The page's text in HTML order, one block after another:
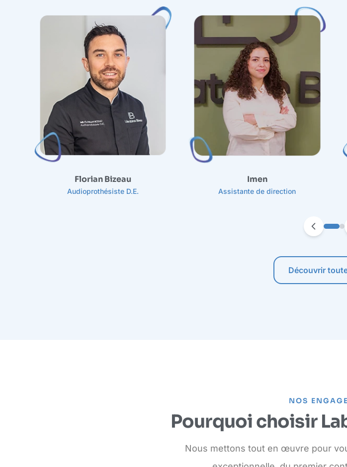
Florian Bizeau
Audioprothésiste D.E.
Imen
Assistante de direction
Découvrir
NOS
Pourquoi choisir
Nous mettons tout en œuvre pour